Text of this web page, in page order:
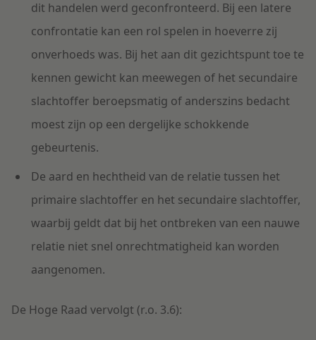
dit handelen werd geconfronteerd. Bij een latere
confrontatie kan een rol spelen in hoeverre zij
onverhoeds was. Bij het aan dit gezichtspunt toe te
kennen gewicht kan meewegen of het secundaire
slachtoffer beroepsmatig of anderszins bedacht
moest zijn op een dergelijke schokkende
gebeurtenis.
De aard en hechtheid van de relatie tussen het
primaire slachtoffer en het secundaire slachtoffer,
waarbij geldt dat bij het ontbreken van een nauwe
relatie niet snel onrechtmatigheid kan worden
aangenomen.
De Hoge Raad vervolgt (r.o. 3.6):